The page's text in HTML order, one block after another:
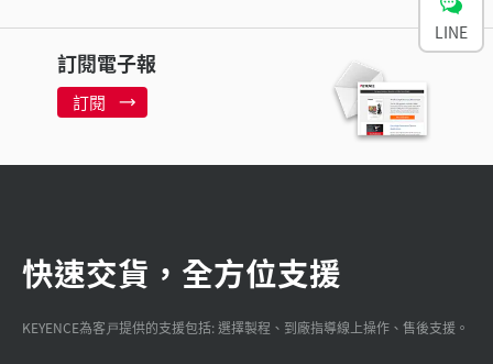
訂閱電子報
訂閱
快速交貨，全方位支援
KEYENCE為客戸提供的支援包括: 選擇製程、到廠指導線上操作、售後支援。
LINE